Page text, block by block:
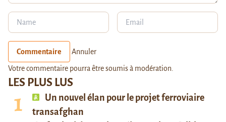
LES PLUS LUS
Un nouvel élan pour le projet ferroviaire
transafghan
Commentaire Annuler
Votre commentaire pourra être soumis à modération.